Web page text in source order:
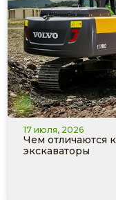
17 июля, 2026
Чем отличаются
экскаваторы